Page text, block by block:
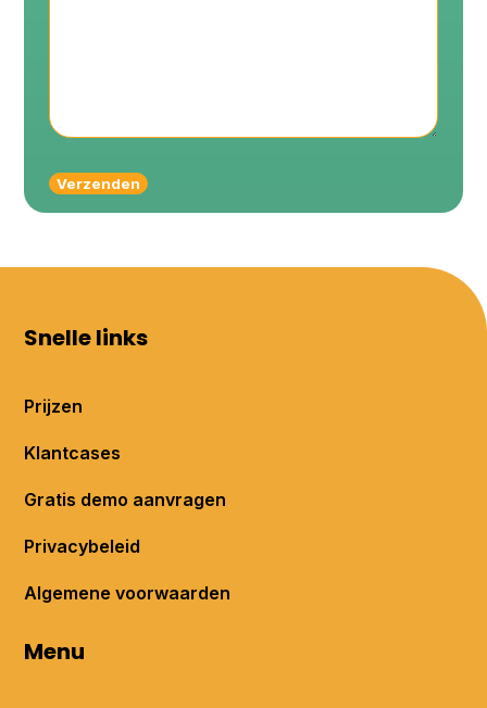
Verzenden
Snelle links
Prijzen
Klantcases
Gratis demo aanvragen
Privacybeleid
Algemene voorwaarden
Menu